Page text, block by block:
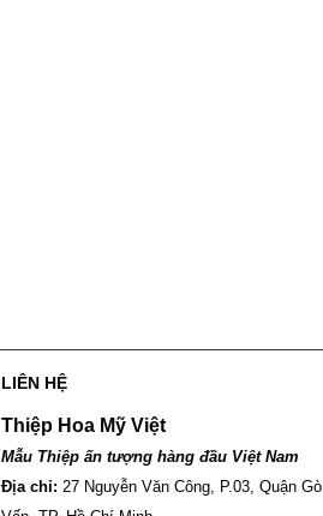
LIÊN HỆ
Thiệp Hoa Mỹ Việt
Mẫu Thiệp ấn tượng hàng đầu Việt Nam
Địa chỉ: 27 Nguyễn Văn Công, P.03, Quận Gò